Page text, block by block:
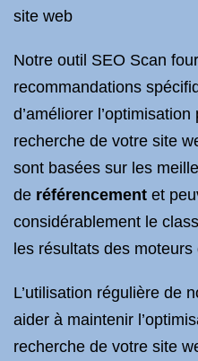
site web
Notre outil SEO Scan
recommandations
d’améliorer
recherche de votre site
sont basées sur les
de référencement et
considérablement le
les résultats des
L’utilisation régulière de
aider à maintenir
recherche de votre site